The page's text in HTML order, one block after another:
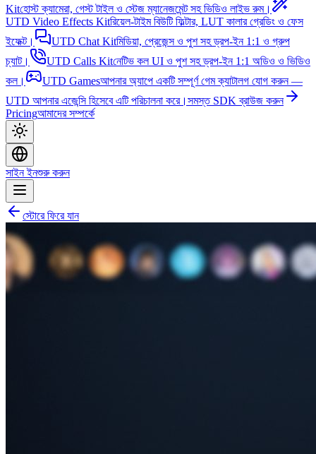
Kitহোস্ট ক্যামেরা, গেস্ট টাইল ও স্টেজ ম্যানেজমেন্ট সহ ভিডিও লাইভ রুম।
UTD Video Effects Kitরিয়েল-টাইম বিউটি ফিল্টার, LUT কালার গ্রেডিং ও ফেস
ইফেক্ট।
UTD Chat Kitমিডিয়া, প্রেজেন্স ও পুশ সহ ড্রপ-ইন 1:1 ও গ্রুপ
চ্যাট।
UTD Calls Kitনেটিভ কল UI ও পুশ সহ ড্রপ-ইন 1:1 অডিও ও ভিডিও
কল।
UTD Gamesআপনার অ্যাপে একটি সম্পূর্ণ গেম ক্যাটালগ যোগ করুন —
UTD আপনার এজেন্সি হিসেবে এটি পরিচালনা করে। সমস্ত SDK ব্রাউজ করুন
Pricingআমাদের সম্পর্কে
সাইন ইনশুরু করুন
স্টোরে ফিরে যান